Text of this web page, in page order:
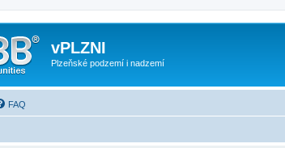
vPLZNI
Plzeňské podzemí i nadzemí
FAQ